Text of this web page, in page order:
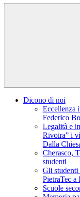
Dicono di noi
Eccellenza
Federico
Legalità e
Rivoira” i
Dalla
Cherasco,
studenti
Gli studenti
PietraTec a
Scuole